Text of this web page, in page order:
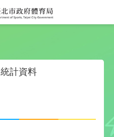
統計資料